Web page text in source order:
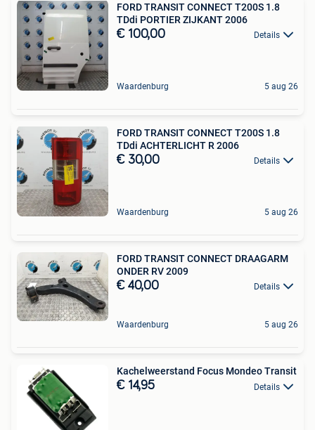
FORD TRANSIT CONNECT T200S 1.8
TDdi PORTIER ZIJKANT 2006
€ 100,00 Details
Waardenburg 5 aug 26
FORD TRANSIT CONNECT T200S 1.8
TDdi ACHTERLICHT R 2006
€ 30,00 Details
Waardenburg 5 aug 26
FORD TRANSIT CONNECT DRAAGARM
ONDER RV 2009
€ 40,00 Details
Waardenburg 5 aug 26
Kachelweerstand Focus Mondeo Transit
€ 14,95 Details